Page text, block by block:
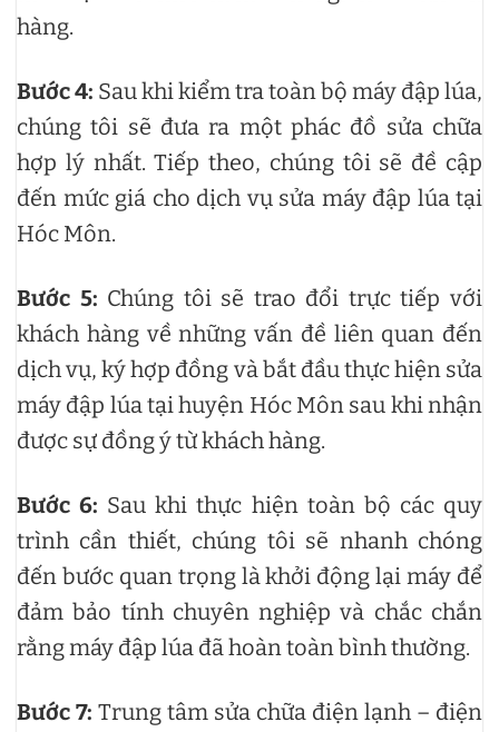
hàng.
Bước 4: Sau khi kiểm tra toàn bộ máy đập lúa,
chúng tôi sẽ đưa ra một phác đồ sửa chữa
hợp lý nhất. Tiếp theo, chúng tôi sẽ đề cập
đến mức giá cho dịch vụ sửa máy đập lúa tại
Hóc Môn.
Bước 5: Chúng tôi sẽ trao đổi trực tiếp với
khách hàng về những vấn đề liên quan đến
dịch vụ, ký hợp đồng và bắt đầu thực hiện sửa
máy đập lúa tại huyện Hóc Môn sau khi nhận
được sự đồng ý từ khách hàng.
Bước 6: Sau khi thực hiện toàn bộ các quy
trình cần thiết, chúng tôi sẽ nhanh chóng
đến bước quan trọng là khởi động lại máy để
đảm bảo tính chuyên nghiệp và chắc chắn
rằng máy đập lúa đã hoàn toàn bình thường.
Bước 7: Trung tâm sửa chữa điện lạnh – điện